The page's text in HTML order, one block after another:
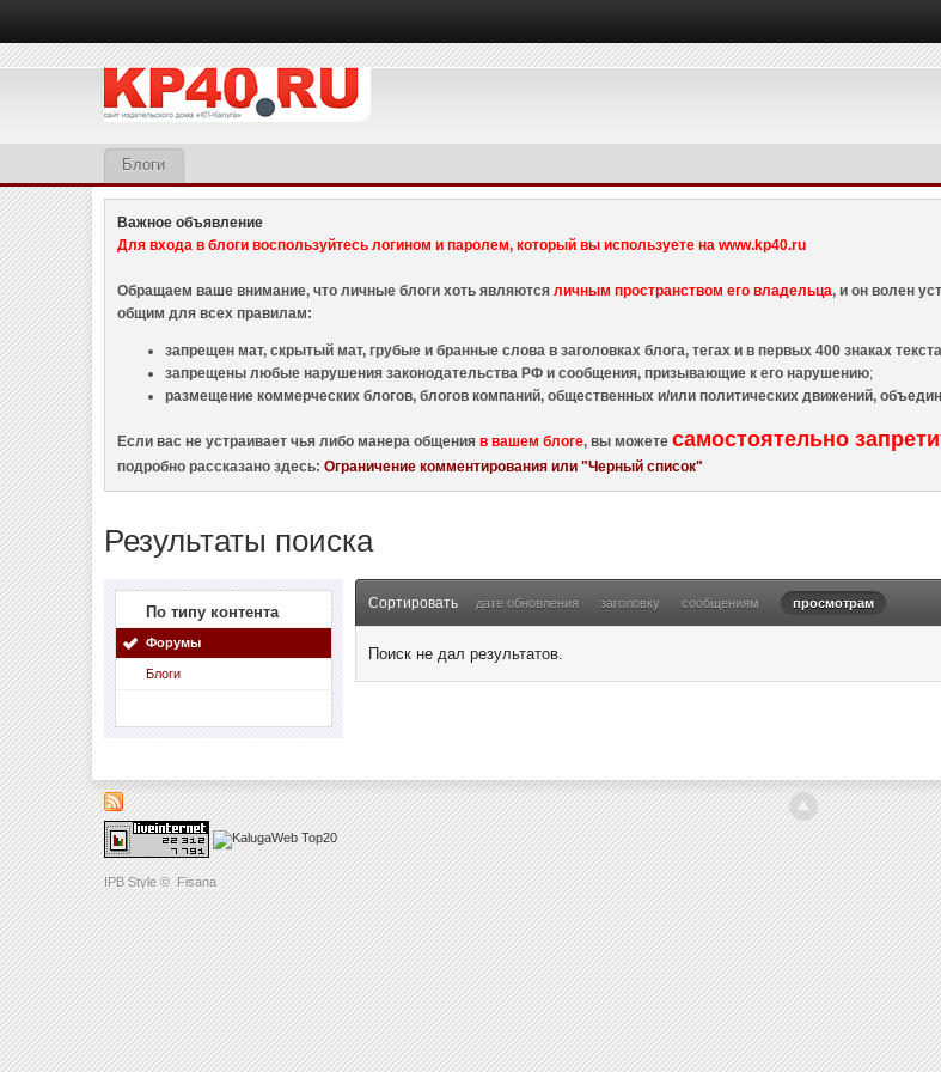
IPB Style © Fisana
Блоги
Важное объявление
Для входа в блоги воспользуйтесь логином и паролем, который вы используете на www.kp40.ru
Обращаем ваше внимание, что личные блоги хоть являютсяличным пространством его владельца, и он волен
общим для всех правилам:
запрещен мат, скрытый мат, грубые и бранные слова в заголовках блога, тегах и в первых 400 знаках
запрещены любые нарушения законодательства РФ и сообщения, призывающие к его нарушению;
размещение коммерческих блогов, блогов компаний, общественных и/или политических движений,
Если вас не устраивает чья либо манера общенияв вашем блоге, вы можетесамостоятельно
подробно рассказано здесь:Ограничение комментирования или "Черный список"
Результаты поиска
По типу контента
Форумы
Блоги
Сортировать дате обновления заголовку сообщениям просмотрам
Поиск не дал результатов.